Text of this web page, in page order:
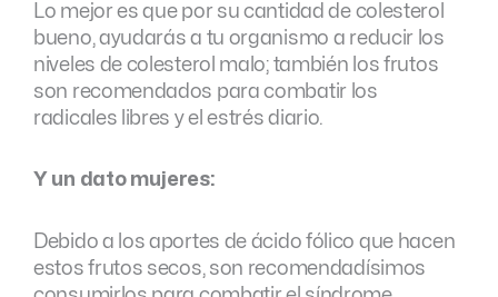
Lo mejor es que por su cantidad de colesterol
bueno, ayudarás a tu organismo a reducir los
niveles de colesterol malo; también los frutos
son recomendados para combatir los
radicales libres y el estrés diario.
Y un dato mujeres:
Debido a los aportes de ácido fólico que hacen
estos frutos secos, son recomendadísimos